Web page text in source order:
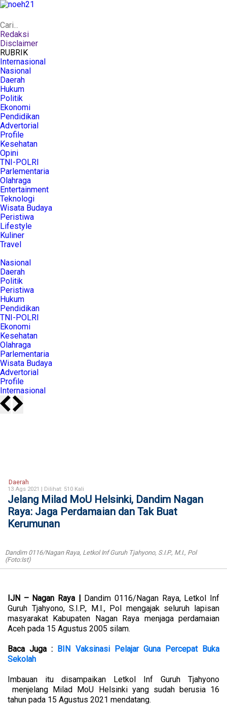
Redaksi
Disclaimer
RUBRIK
Internasional
Nasional
Daerah
Hukum
Politik
Ekonomi
Pendidikan
Advertorial
Profile
Kesehatan
Opini
TNI-POLRI
Parlementaria
Olahraga
Entertainment
Teknologi
Wisata Budaya
Peristiwa
Lifestyle
Kuliner
Travel
Nasional
Daerah
Politik
Peristiwa
Hukum
Pendidikan
TNI-POLRI
Ekonomi
Kesehatan
Olahraga
Parlementaria
Wisata Budaya
Advertorial
Profile
Internasional
Daerah
13 Ags 2021 | Dilihat: 510 Kali
Jelang Milad MoU Helsinki, Dandim Nagan
Raya: Jaga Perdamaian dan Tak Buat
Kerumunan
Dandim 0116/Nagan Raya, Letkol Inf Guruh Tjahyono, S.I.P., M.I., Pol
(Foto:Ist)
IJN – Nagan Raya | Dandim 0116/Nagan Raya, Letkol Inf
Guruh Tjahyono, S.I.P., M.I., Pol mengajak seluruh lapisan
masyarakat Kabupaten Nagan Raya menjaga perdamaian
Aceh pada 15 Agustus 2005 silam.
Baca Juga : BIN Vaksinasi Pelajar Guna Percepat Buka
Sekolah
Imbauan itu disampaikan Letkol Inf Guruh Tjahyono
menjelang Milad MoU Helsinki yang sudah berusia 16
tahun pada 15 Agustus 2021 mendatang.